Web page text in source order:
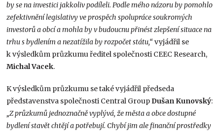
by se na investici jakkoliv podíleli. Podle mého názoru by pomohlo
zefektivnění legislativy ve prospěch spolupráce soukromých
investorů a obcí a mohla by v budoucnu přinést zlepšení situace na
trhu s bydlením a nezatížila by rozpočet státu,“vyjádřil se
k výsledkům průzkumu ředitel společnosti CEEC Research,
Michal Vacek.
K výsledkům průzkumu se také vyjádřil předseda
představenstva společnosti Central Group Dušan Kunovský:
„Z průzkumů jednoznačně vyplývá, že města a obce dostupné
bydlení stavět chtějí a potřebují. Chybí jim ale finanční prostředky